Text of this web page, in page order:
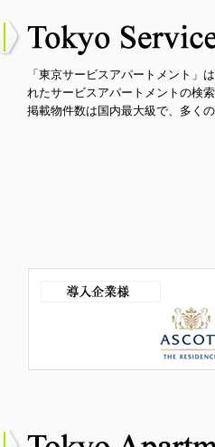
「東京サービスアパートメント」
れたサービスアパートメントの検索
掲載物件数は国内最大級で、多く